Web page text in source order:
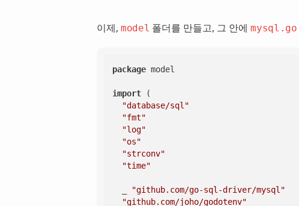
이제, model 폴더를 만들고, 그 안에mysql.go
package model
import (
"database/sql"
"fmt"
"log"
"os"
"strconv"
"time"
"github.com/go-sql-driver/mysql"
"github.com/joho/godotenv"